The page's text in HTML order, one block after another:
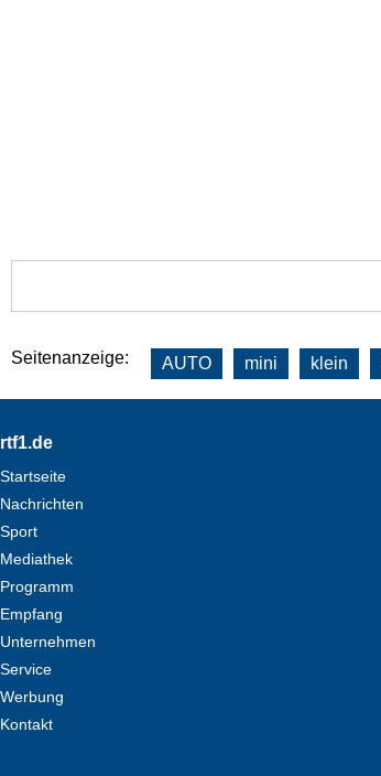
Seitenanzeige: AUTO mini klein
Footer
rtf1.de
Startseite
Nachrichten
Sport
Mediathek
Programm
Empfang
Unternehmen
Service
Werbung
Kontakt